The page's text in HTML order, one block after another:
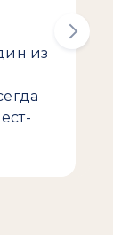
из